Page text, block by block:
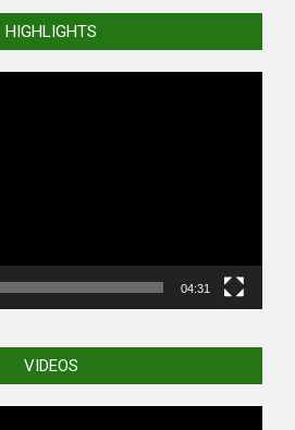
HIGHLIGHTS
04:31
VIDEOS